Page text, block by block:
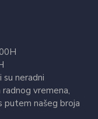
su neradni
vremena,
putem našeg broja